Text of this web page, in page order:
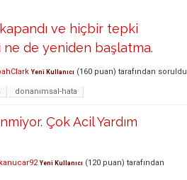
ve hiçbir tepki
de yeniden başlatma.
Yeni Kullanıcı (160 puan) tarafından soruldu
donanımsal-hata
Çok Acil Yardım
Yeni Kullanıcı (120 puan) tarafından